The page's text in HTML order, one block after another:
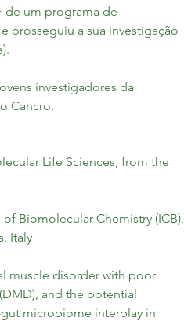
de um programa de
prosseguiu a sua investigação
investigadores da
Cancro.
Life Sciences, from the
Biomolecular Chemistry (ICB),
Italy
muscle disorder with poor
and the potential
microbiome interplay in